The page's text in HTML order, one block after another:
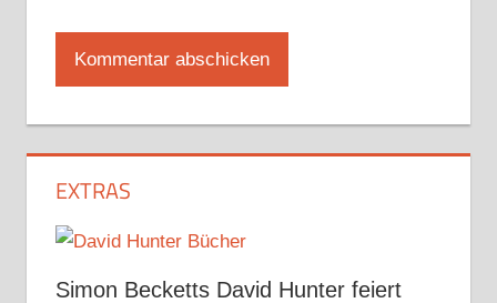
EXTRAS
Simon Becketts David Hunter feiert